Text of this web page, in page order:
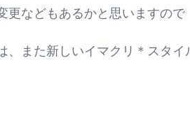
更などもあるかと思いますので
、また新しいイマクリ＊スタ